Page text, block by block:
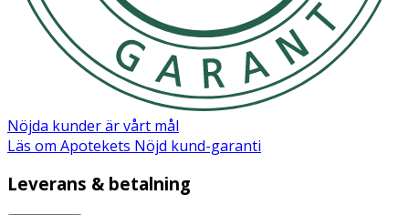
Nöjda kunder är vårt mål
Läs om Apotekets Nöjd kund-garanti
Leverans & betalning